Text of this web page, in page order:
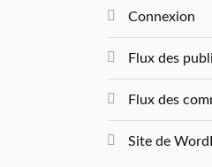
Connexion
Flux des
Flux des
Site de